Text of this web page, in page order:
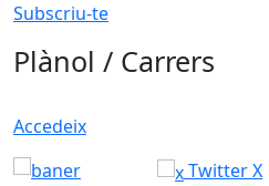
Subscriu-te
Plànol / Carrers
Accedeix
Twitter X